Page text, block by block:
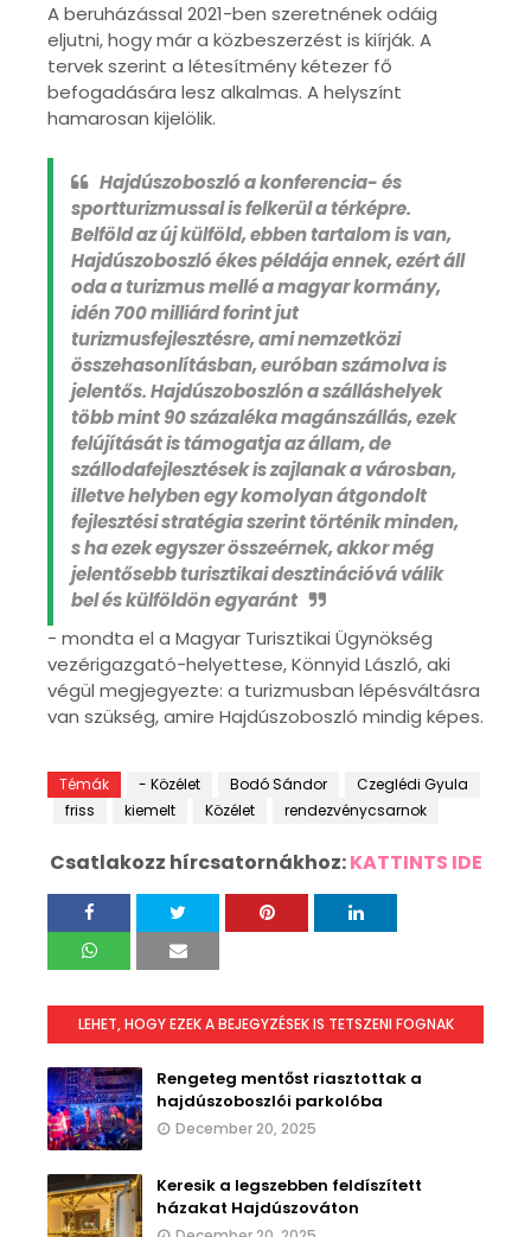
A beruházással 2021-ben szeretnének odáig
eljutni, hogy már a közbeszerzést is kiírják. A
tervek szerint a létesítmény kétezer fő
befogadására lesz alkalmas. A helyszínt
hamarosan kijelölik.
Hajdúszoboszló a konferencia- és
sportturizmussal is felkerül a térképre.
Belföld az új külföld, ebben tartalom is van,
Hajdúszoboszló ékes példája ennek, ezért áll
oda a turizmus mellé a magyar kormány,
idén 700 milliárd forint jut
turizmusfejlesztésre, ami nemzetközi
összehasonlításban, euróban számolva is
jelentős. Hajdúszoboszlón a szálláshelyek
több mint 90 százaléka magánszállás, ezek
felújítását is támogatja az állam, de
szállodafejlesztések is zajlanak a városban,
illetve helyben egy komolyan átgondolt
fejlesztési stratégia szerint történik minden,
s ha ezek egyszer összeérnek, akkor még
jelentősebb turisztikai desztinációvá válik
bel és külföldön egyaránt
- mondta el a Magyar Turisztikai Ügynökség
vezérigazgató-helyettese, Könnyid László, aki
végül megjegyezte: a turizmusban lépésváltásra
van szükség, amire Hajdúszoboszló mindig képes.
Témák - Közélet Bodó Sándor
Czeglédi Gyula
friss
kiemelt Közélet rendezvénycsarnok
Csatlakozz hírcsatornákhoz:KATTINTS IDE
LEHET, HOGY EZEK A BEJEGYZÉSEK IS TETSZENI FOGNAK
Rengeteg mentőst riasztottak a
hajdúszoboszlói parkolóba
December 20, 2025
Keresik a legszebben feldíszített
házakat Hajdúszováton